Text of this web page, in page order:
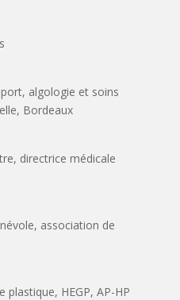
algologie et soins
Bordeaux
directrice médicale
association de
plastique, HEGP, AP-HP